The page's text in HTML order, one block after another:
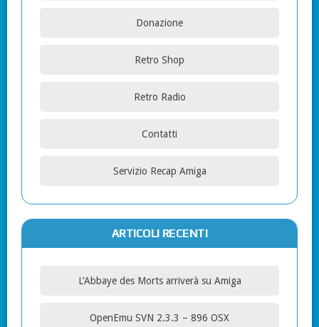
Donazione
Retro Shop
Retro Radio
Contatti
Servizio Recap Amiga
ARTICOLI RECENTI
L’Abbaye des Morts arriverà su Amiga
OpenEmu SVN 2.3.3 – 896 OSX